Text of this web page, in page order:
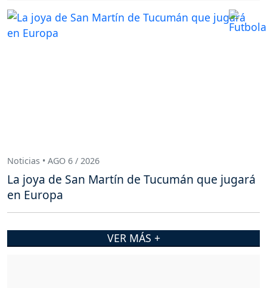
Noticias • AGO 6 / 2026
La joya de San Martín de Tucumán que jugará
en Europa
VER MÁS +